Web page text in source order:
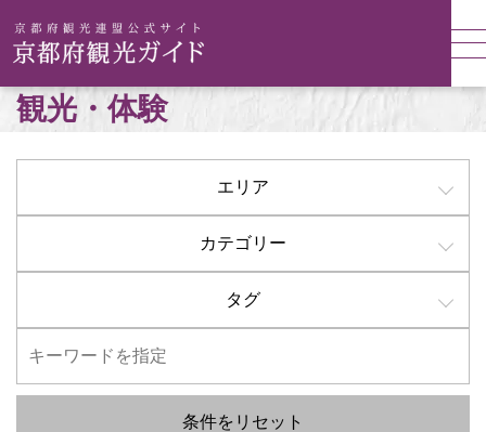
観光・体験
エリア
カテゴリー
タグ
条件をリセット